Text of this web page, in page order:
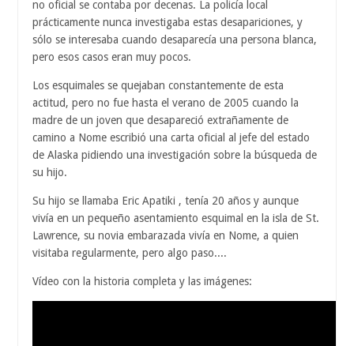
no oficial se contaba por decenas. La policía local
prácticamente nunca investigaba estas desapariciones, y
sólo se interesaba cuando desaparecía una persona blanca,
pero esos casos eran muy pocos.
Los esquimales se quejaban constantemente de esta
actitud, pero no fue hasta el verano de 2005 cuando la
madre de un joven que desapareció extrañamente de
camino a Nome escribió una carta oficial al jefe del estado
de Alaska pidiendo una investigación sobre la búsqueda de
su hijo.
Su hijo se llamaba Eric Apatiki , tenía 20 años y aunque
vivía en un pequeño asentamiento esquimal en la isla de St.
Lawrence, su novia embarazada vivía en Nome, a quien
visitaba regularmente, pero algo paso....
Vídeo con la historia completa y las imágenes: